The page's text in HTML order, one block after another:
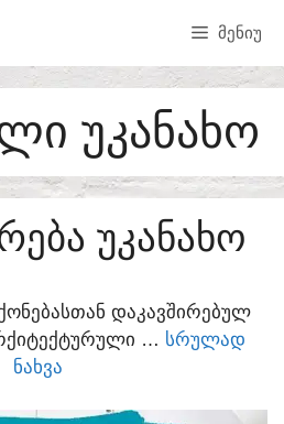
ᲛᲔᲜᲘᲣ
ᲣᲙᲐᲜᲐᲮᲝ
ᲣᲙᲐᲜᲐᲮᲝ
ᲓᲐᲙᲐᲕᲨᲘᲠᲔᲑᲣᲚ
… ᲡᲠᲣᲚᲐᲓ
ᲜᲐᲮᲕᲐ